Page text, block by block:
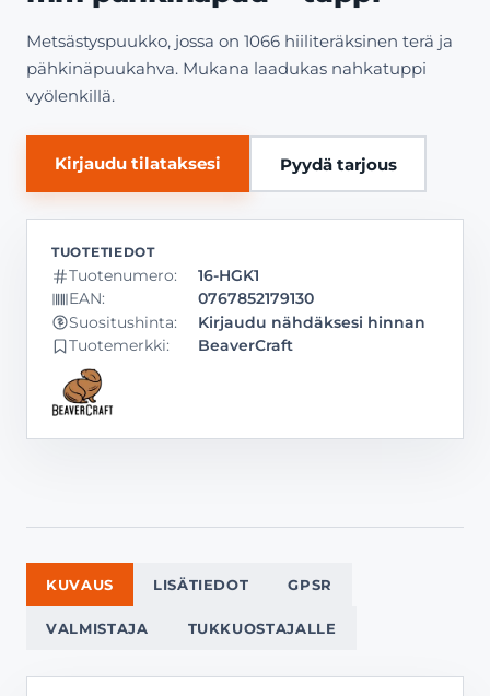
Metsästyspuukko, jossa on 1066 hiiliteräksinen terä ja
pähkinäpuukahva. Mukana laadukas nahkatuppi
vyölenkillä.
Kirjaudu tilataksesi Pyydä tarjous
Tuotenumero:
16-HGK1
EAN:
0767852179130
Suositushinta:
Kirjaudu nähdäksesi hinnan
Tuotemerkki: BeaverCraft
KUVAUS LISÄTIEDOT GPSR
VALMISTAJA TUKKUOSTAJALLE